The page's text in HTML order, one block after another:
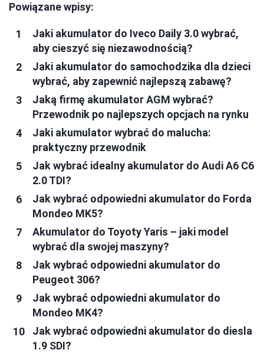
Powiązane wpisy:
Jaki akumulator do Iveco Daily 3.0 wybrać,
aby cieszyć się niezawodnością?
Jaki akumulator do samochodzika dla dzieci
wybrać, aby zapewnić najlepszą zabawę?
Jaką firmę akumulator AGM wybrać?
Przewodnik po najlepszych opcjach na rynku
Jaki akumulator wybrać do malucha:
praktyczny przewodnik
Jak wybrać idealny akumulator do Audi A6 C6
2.0 TDI?
Jak wybrać odpowiedni akumulator do Forda
Mondeo MK5?
Akumulator do Toyoty Yaris – jaki model
wybrać dla swojej maszyny?
Jak wybrać odpowiedni akumulator do
Peugeot 306?
Jak wybrać odpowiedni akumulator do
Mondeo MK4?
Jak wybrać odpowiedni akumulator do diesla
1.9 SDI?